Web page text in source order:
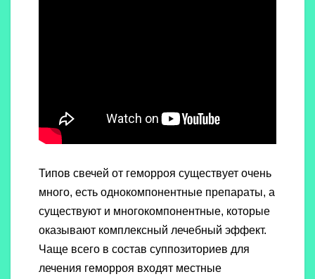
Типов свечей от геморроя существует очень
много, есть однокомпонентные препараты, а
существуют и многокомпонентные, которые
оказывают комплексный лечебный эффект.
Чаще всего в состав суппозиториев для
лечения геморроя входят местные